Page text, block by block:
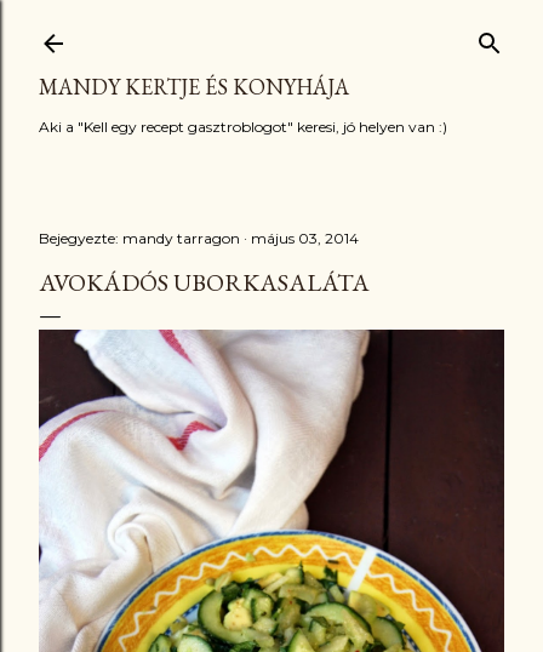
MANDY KERTJE ÉS KONYHÁJA
Aki a "Kell egy recept gasztroblogot" keresi, jó helyen van :)
Bejegyezte: mandy tarragon május 03, 2014
AVOKÁDÓS UBORKASALÁTA